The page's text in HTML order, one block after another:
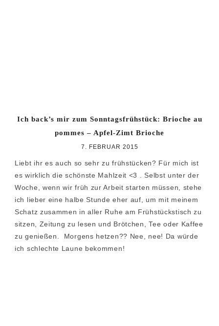
Ich back’s mir zum Sonntagsfrühstück: Brioche au
pommes – Apfel-Zimt Brioche
7. FEBRUAR 2015
Liebt ihr es auch so sehr zu frühstücken? Für mich ist
es wirklich die schönste Mahlzeit <3 . Selbst unter der
Woche, wenn wir früh zur Arbeit starten müssen, stehe
ich lieber eine halbe Stunde eher auf, um mit meinem
Schatz zusammen in aller Ruhe am Frühstückstisch zu
sitzen, Zeitung zu lesen und Brötchen, Tee oder Kaffee
zu genießen. Morgens hetzen?? Nee, nee! Da würde
ich schlechte Laune bekommen!